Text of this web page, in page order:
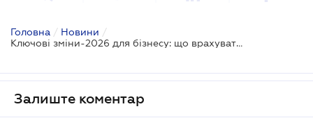
Головна / Новини /
Ключові зміни-2026 для бізнесу: що врахувати вже з 1 січня
Залиште коментар